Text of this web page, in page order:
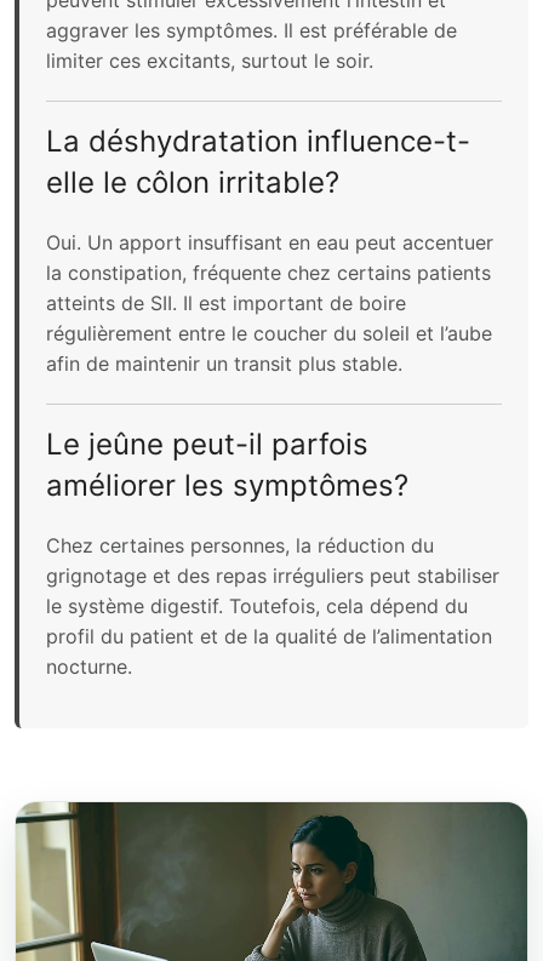
aggraver les symptômes. Il est préférable de
limiter ces excitants, surtout le soir.
La déshydratation influence-t-
elle le côlon irritable?
Oui. Un apport insuffisant en eau peut accentuer
la constipation, fréquente chez certains patients
atteints de SII. Il est important de boire
régulièrement entre le coucher du soleil et l’aube
afin de maintenir un transit plus stable.
Le jeûne peut-il parfois
améliorer les symptômes?
Chez certaines personnes, la réduction du
grignotage et des repas irréguliers peut stabiliser
le système digestif. Toutefois, cela dépend du
profil du patient et de la qualité de l’alimentation
nocturne.